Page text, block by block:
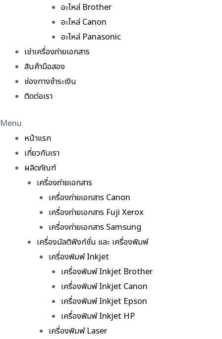
อะไหล่ Brother
อะไหล่ Canon
อะไหล่ Panasonic
เช่าเครื่องถ่ายเอกสาร
สินค้ามือสอง
ช่องทางชำระเงิน
ติดต่อเรา
Menu
หน้าแรก
เกี่ยวกับเรา
ผลิตภัณฑ์
เครื่องถ่ายเอกสาร
เครื่องถ่ายเอกสาร Canon
เครื่องถ่ายเอกสาร Fuji Xerox
เครื่องถ่ายเอกสาร Samsung
เครื่องมัลติฟังก์ชั่น และ เครื่องพิมพ์
เครื่องพิมพ์ Inkjet
เครื่องพิมพ์ Inkjet Brother
เครื่องพิมพ์ Inkjet Canon
เครื่องพิมพ์ Inkjet Epson
เครื่องพิมพ์ Inkjet HP
เครื่องพิมพ์ Laser